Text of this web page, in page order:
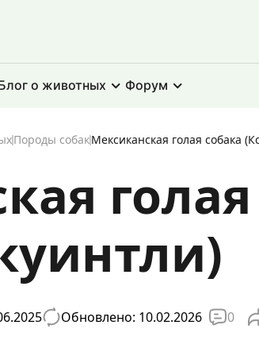
о животных Форум
Породы собакМексиканская голая собака
Обновлено: 10.02.2026 0